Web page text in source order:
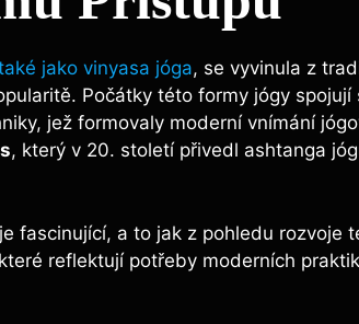
jako vinyasa jóga, se vyvinula z
Počátky této formy jógy
jež formovaly moderní vnímání
, který v 20. století přivedl ashtanga
fascinující, a to jak z pohledu rozvoje
reflektují potřeby moderních